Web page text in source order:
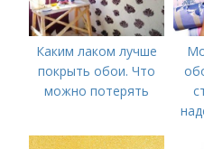
Каким лаком лучше
покрыть обои. Что
можно потерять